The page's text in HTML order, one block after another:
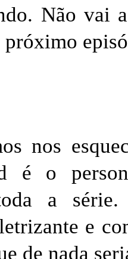
Não vai
próximo
nos
é o
a
e
de nada